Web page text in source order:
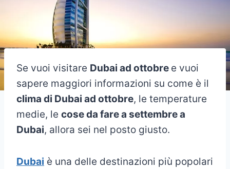
Se vuoi visitare Dubai ad ottobre e vuoi
sapere maggiori informazioni su come è il
clima di Dubai ad ottobre, le temperature
medie, le cose da fare a settembre a
Dubai, allora sei nel posto giusto.
Dubai è una delle destinazioni più popolari